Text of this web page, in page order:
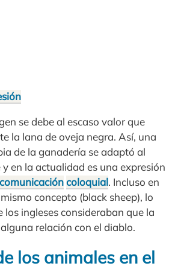
se debe al escaso valor que
la lana de oveja negra. Así, una
de la ganadería se adaptó al
en la actualidad es una expresión
comunicacióncoloquial. Incluso en
concepto (black sheep), lo
los ingleses consideraban que la
relación con el diablo.
los animales en el